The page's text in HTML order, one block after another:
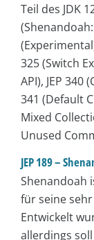
Teil des JDK
325 (Switch
API), JEP 340
341 (Default
Mixed
Unused
JEP 189 –
Shenandoah
für seine
Entwickelt
allerdings